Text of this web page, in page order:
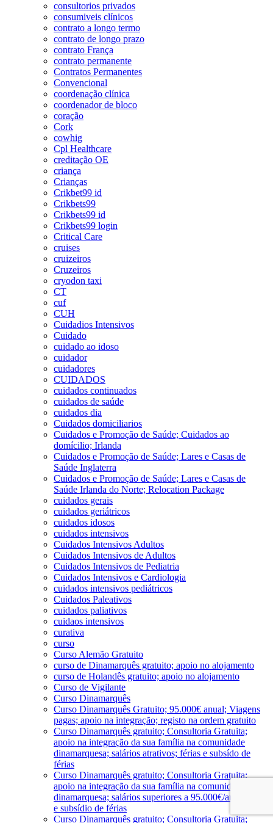
consultorios privados
consumiveis clínicos
contrato a longo termo
contrato de longo prazo
contrato França
contrato permanente
Contratos Permanentes
Convencional
coordenação clínica
coordenador de bloco
coração
Cork
cowhig
Cpl Healthcare
creditação OE
criança
Crianças
Crikbet99 id
Crikbets99
Crikbets99 id
Crikbets99 login
Critical Care
cruises
cruizeiros
Cruzeiros
cryodon taxi
CT
cuf
CUH
Cuidadios Intensivos
Cuidado
cuidado ao idoso
cuidador
cuidadores
CUIDADOS
cuidados continuados
cuidados de saúde
cuidados dia
Cuidados domiciliarios
Cuidados e Promoção de Saúde; Cuidados ao
domícilio; Irlanda
Cuidados e Promoção de Saúde; Lares e Casas de
Saúde Inglaterra
Cuidados e Promoção de Saúde; Lares e Casas de
Saúde Irlanda do Norte; Relocation Package
cuidados gerais
cuidados geriátricos
cuidados idosos
cuidados intensivos
Cuidados Intensivos Adultos
Cuidados Intensivos de Adultos
Cuidados Intensivos de Pediatria
Cuidados Intensivos e Cardiologia
cuidados intensivos pediátricos
Cuidados Paleativos
cuidados paliativos
cuidaos intensivos
curativa
curso
Curso Alemão Gratuito
curso de Dinamarquês gratuito; apoio no alojamento
curso de Holandês gratuito; apoio no alojamento
Curso de Vigilante
Curso Dinamarquês
Curso Dinamarquês Gratuito; 95.000€ anual; Viagens
pagas; apoio na integração; registo na ordem gratuito
Curso Dinamarquês gratuito; Consultoria Gratuita;
apoio na integração da sua família na comunidade
dinamarquesa; salários atrativos; férias e subsído de
férias
Curso Dinamarquês gratuito; Consultoria Gratuita;
apoio na integração da sua família na comunidade
dinamarquesa; salários superiores a 95.000€/ano; férias
e subsídio de férias
Curso Dinamarquês gratuito; Consultoria Gratuita;